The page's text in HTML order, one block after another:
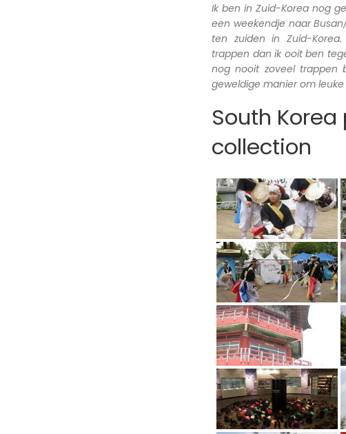
Ik ben in Zuid-Korea nog
een weekendje naar
ten zuiden in Zuid-
trappen dan ik ooit ben
nog nooit zoveel trappen
geweldige manier om
South
collection